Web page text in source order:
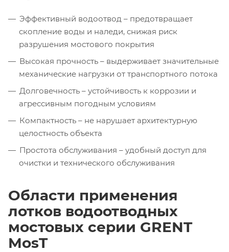
Эффективный водоотвод – предотвращает
скопление воды и наледи, снижая риск
разрушения мостового покрытия
Высокая прочность – выдерживает значительные
механические нагрузки от транспортного потока
Долговечность – устойчивость к коррозии и
агрессивным погодным условиям
Компактность – не нарушает архитектурную
целостность объекта
Простота обслуживания – удобный доступ для
очистки и технического обслуживания
Области применения
лотков водоотводных
мостовых серии GRENT
MosT